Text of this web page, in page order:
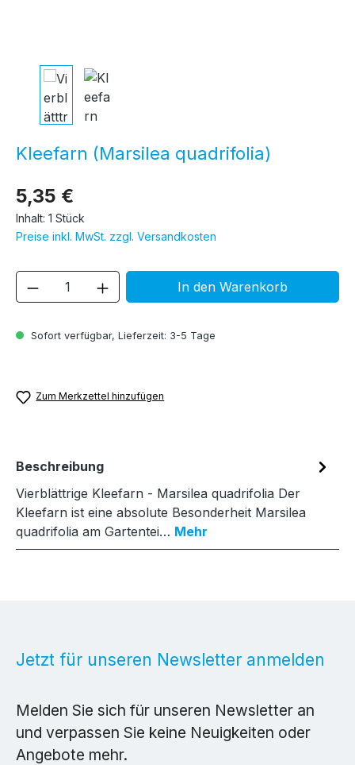
Kleefarn (Marsilea quadrifolia)
5,35 €
Inhalt: 1 Stück
Preise inkl. MwSt. zzgl. Versandkosten
Sofort verfügbar, Lieferzeit: 3-5 Tage
Produkt Anzahl: Gib denIn den Warenkorb
Zum Merkzettel hinzufügen
Beschreibung
Vierblättrige Kleefarn - Marsilea quadrifolia Der
Kleefarn ist eine absolute Besonderheit Marsilea
quadrifolia am Gartentei… Mehr
Jetzt für unseren Newsletter anmelden
Melden Sie sich für unseren Newsletter an
und verpassen Sie keine Neuigkeiten oder
Angebote mehr.